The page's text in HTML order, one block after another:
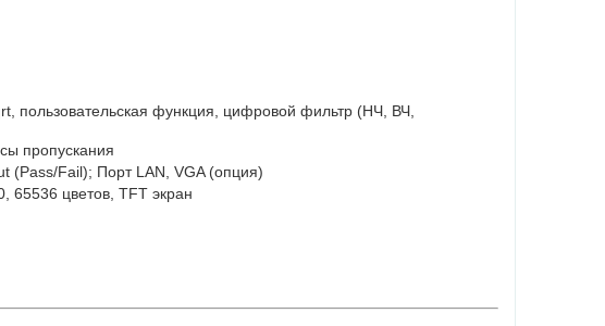
пользовательская функция, цифровой фильтр (НЧ, ВЧ,
пропускания
(Pass/Fail); Порт LAN, VGA (опция)
65536 цветов, TFT экран